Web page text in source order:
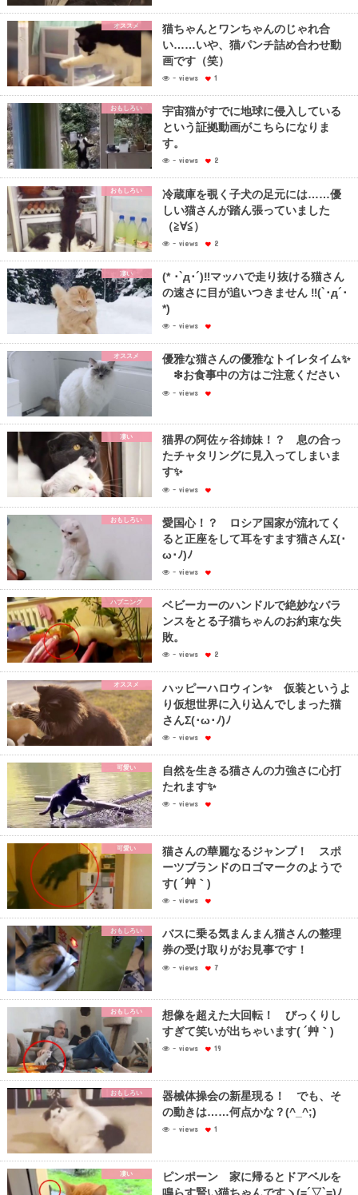
オススメ
猫ちゃんとワンちゃんのじゃれ合
い……いや、猫パンチ詰め合わせ動
画です（笑）
- views 1
おもしろい
宇宙猫がすでに地球に侵入している
という証拠動画がこちらになりま
す。
- views 2
おもしろい
冷蔵庫を覗く子犬の足元には……優
しい猫さんが踏ん張っていました
（≧∀≦）
- views 2
凄い
(* ･`д･´)‼︎マッハで走り抜ける猫さん
の速さに目が追いつきません ‼︎(`･д´･
*)
- views
オススメ
優雅な猫さんの優雅なトイレタイム✨
❇︎お食事中の方はご注意ください
- views
凄い
猫界の阿佐ヶ谷姉妹！？ 息の合っ
たチャタリングに見入ってしまいま
す✨
- views
おもしろい
愛国心！？ ロシア国家が流れてく
ると正座をして耳をすます猫さんΣ(･
ω･ﾉ)ﾉ
- views
ハプニング
ベビーカーのハンドルで絶妙なバラ
ンスをとる子猫ちゃんのお約束な失
敗。
- views 2
オススメ
ハッピーハロウィン✨ 仮装というよ
り仮想世界に入り込んでしまった猫
さんΣ(･ω･ﾉ)ﾉ
- views
可愛い
自然を生きる猫さんの力強さに心打
たれます✨
- views
可愛い
猫さんの華麗なるジャンプ！ スポ
ーツブランドのロゴマークのようで
す( ´艸｀)
- views
おもしろい
バスに乗る気まんまん猫さんの整理
券の受け取りがお見事です！
- views 7
おもしろい
想像を超えた大回転！ びっくりし
すぎて笑いが出ちゃいます( ´艸｀)
- views 19
おもしろい
器械体操会の新星現る！ でも、そ
の動きは……何点かな？(^_^;)
- views 1
凄い
ピンポーン 家に帰るとドアベルを